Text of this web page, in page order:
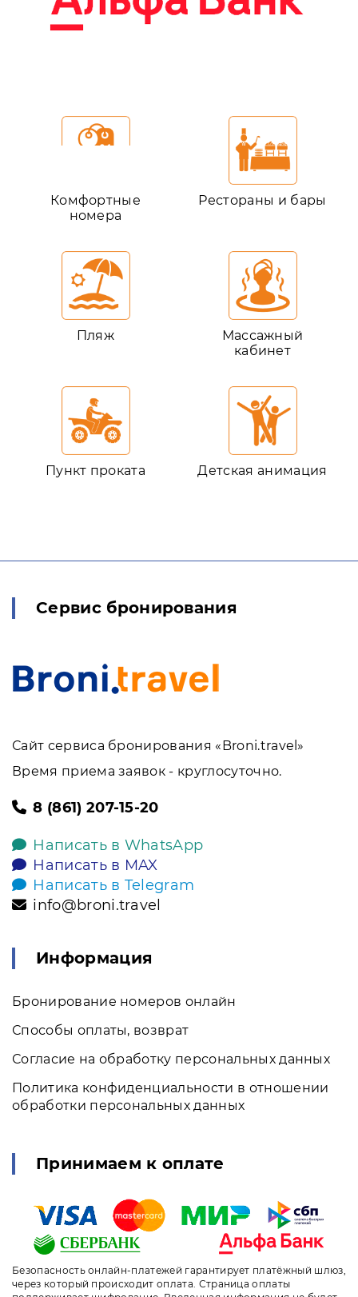
Комфортные
номера
Рестораны и бары
Пляж
Массажный
кабинет
Пункт проката Детская анимация
Сервис бронирования
Сайт сервиса бронирования «Broni.travel»
Время приема заявок - круглосуточно.
8 (861) 207-15-20
Написать в WhatsApp
Написать в MAX
Написать в Telegram
info@broni.travel
Информация
Бронирование номеров онлайн
Способы оплаты, возврат
Согласие на обработку персональных данных
Политика конфиденциальности в отношении
обработки персональных данных
Принимаем к оплате
Безопасность онлайн-платежей гарантирует платёжный шлюз,
через который происходит оплата. Страница оплаты